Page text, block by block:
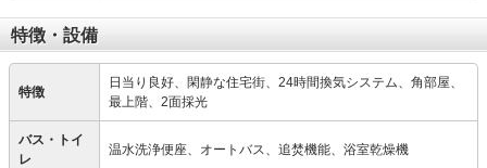
特徴・設備
特徴
日当り良好、閑静な住宅街、24時間換気システム、角部屋、
最上階、2面採光
バス・トイ
レ
温水洗浄便座、オートバス、追焚機能、浴室乾燥機